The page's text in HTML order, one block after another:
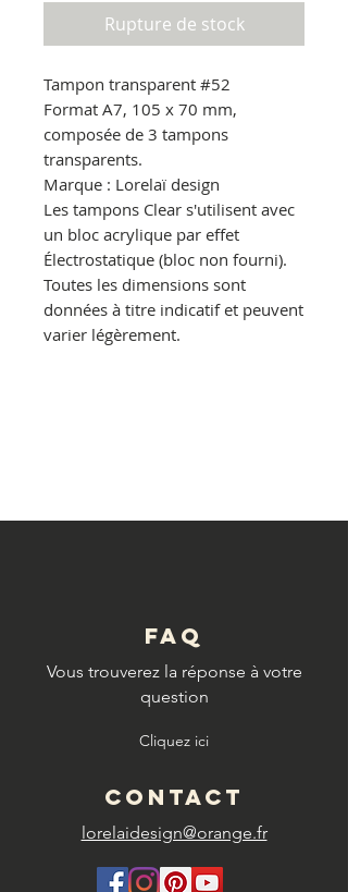
Rupture de stock
Tampon transparent #52
Format A7, 105 x 70 mm,
composée de 3 tampons
transparents.
Marque : Lorelaï design
Les tampons Clear s'utilisent avec
un bloc acrylique par effet
Électrostatique (bloc non fourni).
Toutes les dimensions sont
données à titre indicatif et peuvent
varier légèrement.
FAQ
Vous trouverez la réponse à votre
question
Cliquez ici
CONTACT
lorelaidesign@orange.fr